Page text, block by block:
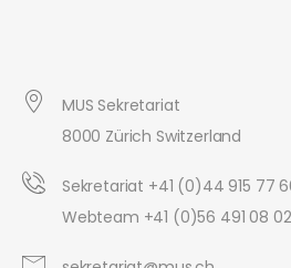
MUS Sekretariat
8000 Zürich Switzerland
Sekretariat +41 (0)44 915 77
Webteam +41 (0)56 491 08